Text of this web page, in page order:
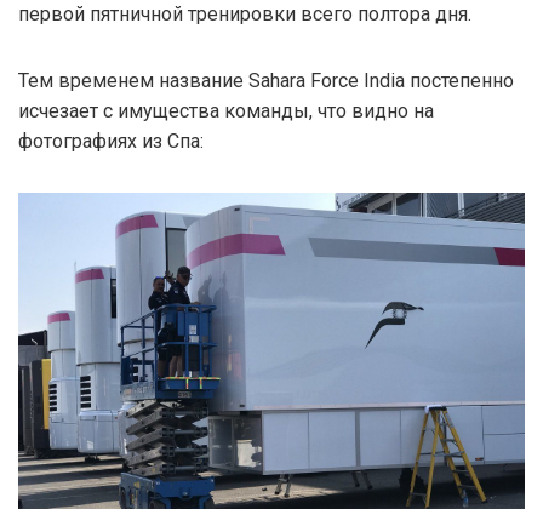
первой пятничной тренировки всего полтора дня.
Тем временем название Sahara Force India постепенно
исчезает с имущества команды, что видно на
фотографиях из Спа: